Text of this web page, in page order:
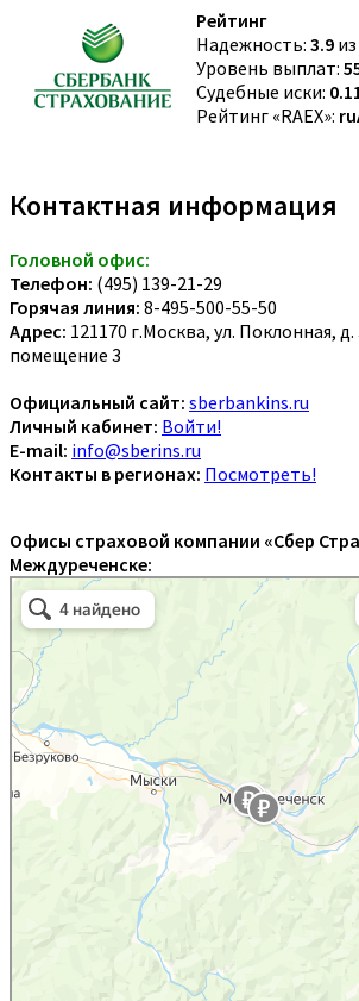
Рейтинг
Надежность: 3.9
Уровень выплат:
Судебные иски:
Рейтинг «RAEX»:
Контактная информация
Головной офис:
Телефон: (495) 139-21-29
Горячая линия: 8-495-500-55-50
Адрес: 121170 г.Москва, ул. Поклонная,
помещение 3
Официальный сайт: sberbankins.ru
Личный кабинет: Войти!
E-mail: info@sberins.ru
Контакты в регионах: Посмотреть!
Офисы страховой компании «Сбер
Междуреченске: